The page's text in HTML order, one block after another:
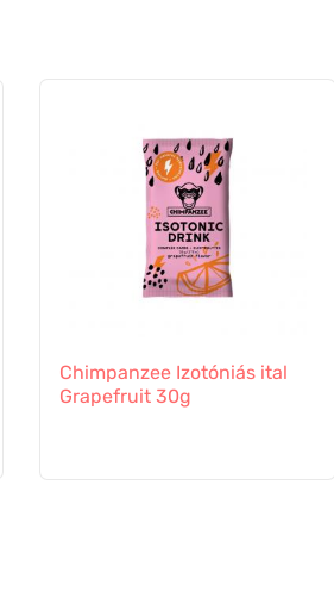
Chimpanzee Izotóniás ital
Grapefruit 30g